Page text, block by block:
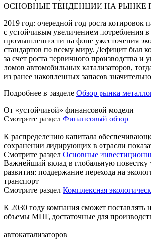
ОСНОВНЫЕ ТЕНДЕНЦИИ НА РЫНКЕ
2019 год: очередной год роста котировок
с устойчивым увеличением потребления
промышленности на фоне ужесточения
стандартов по всему миру. Дефицит был
за счет роста первичного производства и
ломов автомобильных катализаторов,
из ранее накопленных запасов
Подробнее в разделе Обзор рынка
От «устойчивой» финансовой модели
Смотрите раздел Финансовый обзор
К распределению капитала
сохранении лидирующих в отрасли
Смотрите раздел Основные
Важнейший вклад в глобальную повестку
развития: поддержание перехода на
транспорт
Смотрите раздел Комплексная
К 2030 году компания сможет поставлять
объемы МПГ, достаточные для
автокатализаторов